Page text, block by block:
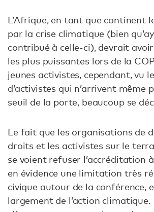
L’Afrique, en tant que continent
par la crise climatique (bien
contribué à celle-ci), devrait avoir
les plus puissantes lors de la
jeunes activistes, cependant, vu
d’activistes qui n’arrivent même
seuil de la porte, beaucoup se
Le fait que les organisations de
droits et les activistes sur le
se voient refuser l’accréditation
en évidence une limitation très
civique autour de la conférence,
largement de l’action climatique.